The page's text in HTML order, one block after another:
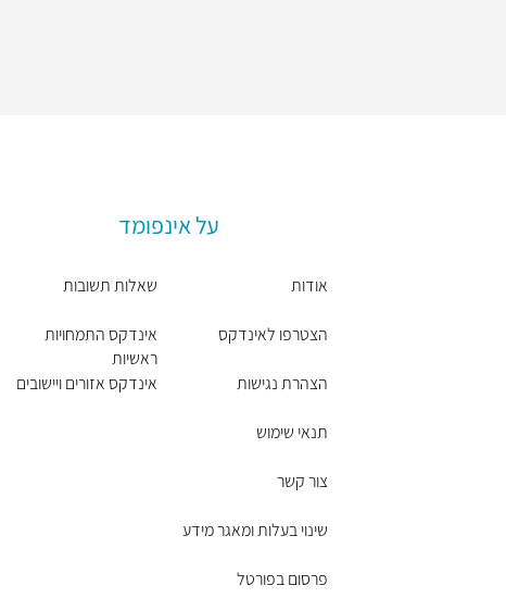
על אינפומד
אודות
הצטרפו לאינדקס
הצהרת נגישות
תנאי שימוש
צור קשר
שינוי בעלות ומאגר מידע
פרסום בפורטל
שאלות תשובות
אינדקס התמחויות
ראשיות
אינדקס אזורים ויישובים